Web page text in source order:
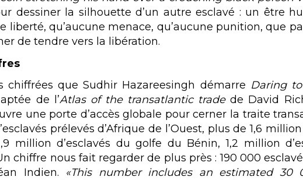
dessiner la silhouette d’un autre esclavé : un être
liberté, qu’aucune menace, qu’aucune punition, que
de tendre vers la libération.
chiffrées que Sudhir Hazareesingh démarre Daring
de l’Atlas of the transatlantic tradede David
une porte d’accès globale pour cerner la traite
prélevés d’Afrique de l’Ouest, plus de 1,6 million
million d’esclavés du golfe du Bénin, 1,2 million
chiffre nous fait regarder de plus près : 190 000
Indien. «This number includes an estimated 30